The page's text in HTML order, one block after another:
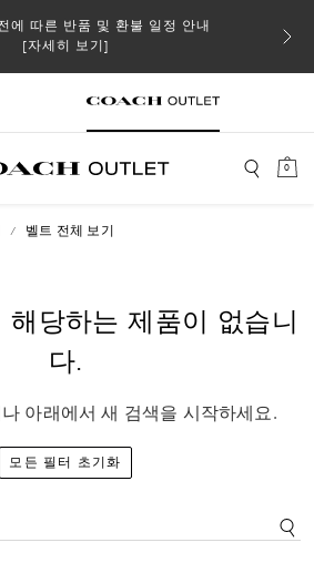
에 따른 반품 및 환불 일정 안내
[자세히 보기]
0
벨트 전체 보기
당하는 제품이 없습니
다.
아래에서 새 검색을 시작하세요.
모든 필터 초기화